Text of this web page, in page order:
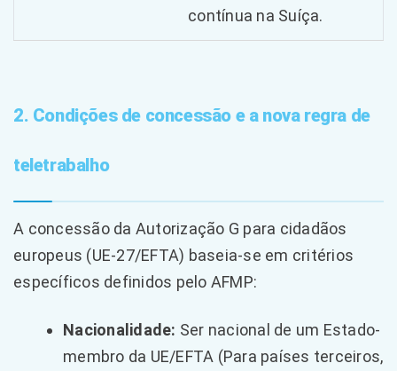
contínua na Suíça.
2. Condições de concessão e a nova regra de
teletrabalho
A concessão da Autorização G para cidadãos
europeus (UE-27/EFTA) baseia-se em critérios
específicos definidos pelo AFMP:
Nacionalidade: Ser nacional de um Estado-
membro da UE/EFTA (Para países terceiros,